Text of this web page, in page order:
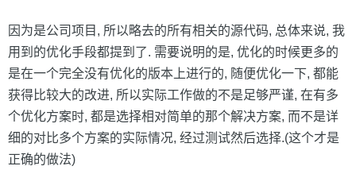
因为是公司项目, 所以略去的所有相关的源代码, 总体来说, 我
用到的优化手段都提到了. 需要说明的是, 优化的时候更多的
是在一个完全没有优化的版本上进行的, 随便优化一下, 都能
获得比较大的改进, 所以实际工作做的不是足够严谨, 在有多
个优化方案时, 都是选择相对简单的那个解决方案, 而不是详
细的对比多个方案的实际情况, 经过测试然后选择.(这个才是
正确的做法)